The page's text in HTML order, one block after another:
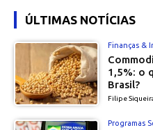
ÚLTIMAS NOTÍCIAS
Finanças &
1,5%: o
Brasil?
Filipe
Programas